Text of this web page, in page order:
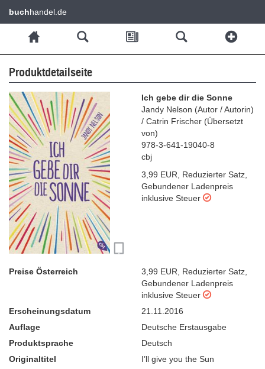
buchhandel.de
Produktdetailseite
Ich gebe dir die Sonne
Jandy Nelson (Autor / Autorin)
/ Catrin Frischer (Übersetzt
von)
978-3-641-19040-8
cbj
3,99 EUR
Reduzierter Satz
Gebundener Ladenpreis
inklusive Steuer
Preise Österreich 3,99 EUR Reduzierter Satz
Gebundener Ladenpreis
inklusive Steuer
Erscheinungsdatum
21.11.2016
Auflage
Deutsche Erstausgabe
Produktsprache
Deutsch
Originaltitel
I’ll give you the Sun